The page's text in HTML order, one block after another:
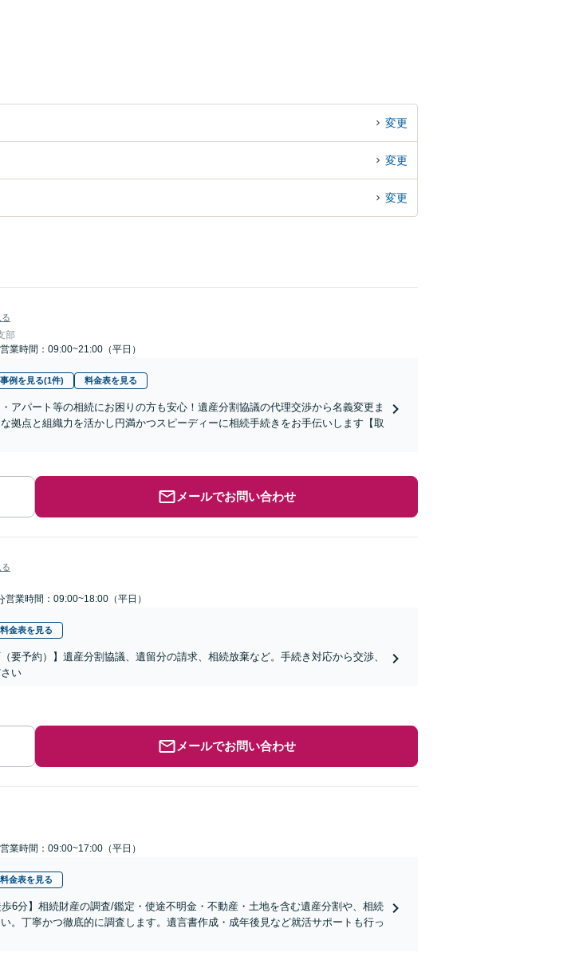
変更
変更
変更
部
営業時間：09:00~21:00（平日）
事例を見る(1件) 料金表を見る
アパート等の相続にお困りの方も安心！遺産分割協議の代理交渉から名義変更ま
拠点と組織力を活かし円満かつスピーディーに相続手続きをお手伝いします【取
メールでお問い合わせ
営業時間：09:00~18:00（平日）
料金表を見る
要予約）】遺産分割協議、遺留分の請求、相続放棄など。手続き対応から交渉、
い
メールでお問い合わせ
営業時間：09:00~17:00（平日）
料金表を見る
6分】相続財産の調査/鑑定・使途不明金・不動産・土地を含む遺産分割や、相続
。丁寧かつ徹底的に調査します。遺言書作成・成年後見など就活サポートも行っ